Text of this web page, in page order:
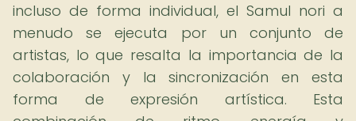
incluso de forma individual, el Samul nori a
menudo se ejecuta por un conjunto de
artistas, lo que resalta la importancia de la
colaboración y la sincronización en esta
forma de expresión artística. Esta